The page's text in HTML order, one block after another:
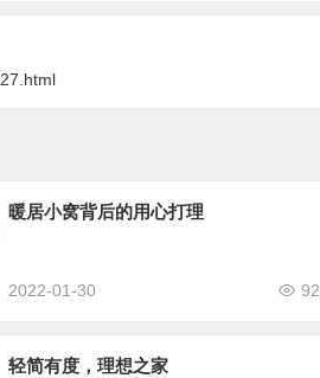
暖居小窝背后的用心打理
2022-01-30
轻简有度，理想之家